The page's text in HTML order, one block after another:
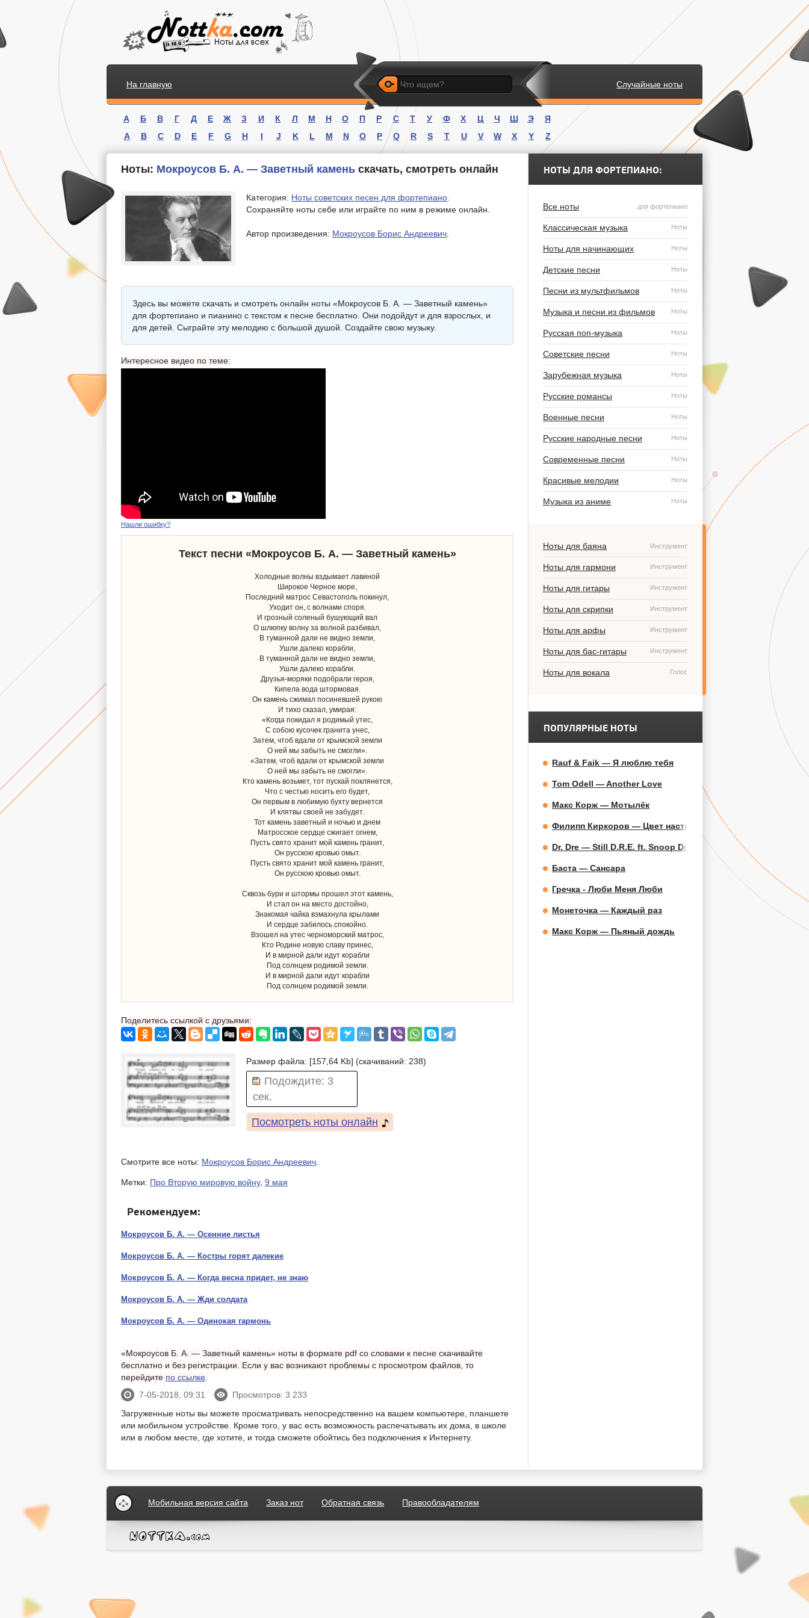
На главную Случайные ноты
Искать
.
А Б В Г Д Е Ж З И К Л М Н О П Р С Т У Ф Х Ц Ч Ш Э
Я
A
B C D E F G H I J K L M N O P Q R S T U V W X Y Z
Ноты: Мокроусов Б. А. — Заветный камень скачать, смотреть онлайн
Категория: Ноты советских песен для фортепиано
Сохраняйте ноты себе или играйте по ним в режиме онлайн.
Автор произведения: Мокроусов Борис Андреевич
Здесь вы можете скачать и смотреть онлайн ноты «Мокроусов Б. А. — Заветный камень»
для фортепиано и пианино с текстом к песне бесплатно. Они подойдут и для взрослых, и
для детей. Сыграйте эту мелодию с большой душой. Создайте свою музыку.
Интересное видео по теме:
Нашли ошибку?
Текст песни «Мокроусов Б. А. — Заветный камень»
Холодные волны вздымает лавиной
Широкое Черное море,
Последний матрос Севастополь покинул,
Уходит он, с волнами споря.
И грозный соленый бушующий вал
О шлюпку волну за волной разбивал,
В туманной дали не видно земли,
Ушли далеко корабли,
В туманной дали не видно земли,
Ушли далеко корабли.
Друзья-моряки подобрали героя,
Кипела вода штормовая.
Он камень сжимал посиневшей рукою
И тихо сказал, умирая:
«Когда покидал я родимый утес,
С собою кусочек гранита унес,
Затем, чтоб вдали от крымской земли
О ней мы забыть не смогли».
«Затем, чтоб вдали от крымской земли
О ней мы забыть не смогли».
Кто камень возьмет, тот пускай поклянется,
Что с честью носить его будет,
Он первым в любимую бухту вернется
И клятвы своей не забудет.
Тот камень заветный и ночью и днем
Матросское сердце сжигает огнем,
Пусть свято хранит мой камень гранит,
Он русскою кровью омыт.
Пусть свято хранит мой камень гранит,
Он русскою кровью омыт.
Сквозь бури и штормы прошел этот камень,
И стал он на место достойно,
Знакомая чайка взмахнула крылами
И сердце забилось спокойно.
Взошел на утес черноморский матрос,
Кто Родине новую славу принес,
И в мирной дали идут корабли
Под солнцем родимой земли.
И в мирной дали идут корабли
Под солнцем родимой земли.
Поделитесь ссылкой с друзьями:
Размер файла: [157,64 Kb] (cкачиваний: 238)
Подождите: 2
сек.
Посмотреть ноты онлайн
Смотрите все ноты: Мокроусов Борис Андреевич
Метки: Про Вторую мировую войну, 9 мая
Рекомендуем:
Мокроусов Б. А. — Осенние листья
Мокроусов Б. А. — Костры горят далекие
Мокроусов Б. А. — Когда весна придет, не знаю
Мокроусов Б. А. — Жди солдата
Мокроусов Б. А. — Одинокая гармонь
«Мокроусов Б. А. — Заветный камень» ноты в формате pdf со словами к песне скачивайте
бесплатно и без регистрации. Если у вас возникают проблемы с просмотром файлов, то
перейдите по ссылке.
7-05-2018, 09:31
Просмотров: 3 233
Загруженные ноты вы можете просматривать непосредственно на вашем компьютере, планшете
или мобильном устройстве. Кроме того, у вас есть возможность распечатывать их дома, в школе
или в любом месте, где хотите, и тогда сможете обойтись без подключения к Интернету.
НОТЫ ДЛЯ ФОРТЕПИАНО:
Все ноты для фортепиано
Классическая музыка Ноты
Ноты для начинающих Ноты
Детские песни Ноты
Песни из мультфильмов Ноты
Музыка и песни из фильмов Ноты
Русская поп-музыка Ноты
Советские песни Ноты
Зарубежная музыка Ноты
Русские романсы Ноты
Военные песни Ноты
Русские народные песни Ноты
Современные песни Ноты
Красивые мелодии Ноты
Музыка из аниме Ноты
Ноты для баяна Инструмент
Ноты для гармони Инструмент
Ноты для гитары Инструмент
Ноты для скрипки Инструмент
Ноты для арфы Инструмент
Ноты для бас-гитары Инструмент
Ноты для вокала Голос
ПОПУЛЯРНЫЕ НОТЫ
Rauf & Faik — Я люблю тебя
Tom Odell — Another Love
Макс Корж — Мотылёк
Филипп Киркоров — Цвет настроения синий
Dr. Dre — Still D.R.E. ft. Snoop Dogg
Баста — Сансара
Гречка - Люби Меня Люби
Монеточка — Каждый раз
Макс Корж — Пьяный дождь
Мобильная версия сайта Заказ нот Обратная связь Правообладателям